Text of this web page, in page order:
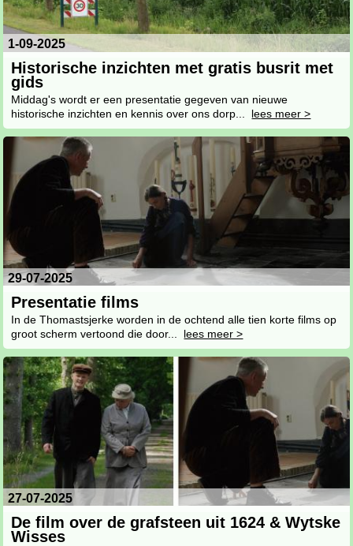
1-09-2025
Historische inzichten met gratis busrit met
gids
Middag's wordt er een presentatie gegeven van nieuwe
historische inzichten en kennis over ons dorp... lees meer >
29-07-2025
Presentatie films
In de Thomastsjerke worden in de ochtend alle tien korte films op
groot scherm vertoond die door... lees meer >
27-07-2025
De film over de grafsteen uit 1624 & Wytske
Wisses